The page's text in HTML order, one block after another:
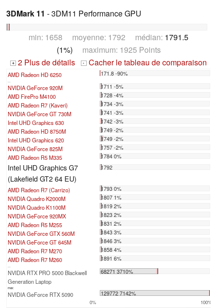
3DMark 11 - 3DM11 Performance GPU
min: 1658 moyenne: 1792 médian: 1791.5
(1%) maximum: 1925 Points
+ 2 Plus de détails - Cacher le tableau de comparaison
AMD Radeon HD 6250 171.8 -90%
...
NVIDIA GeForce 920M
1711 -5%
AMD FirePro M4100
1728 -4%
AMD Radeon R7 (Kaveri)
1734 -3%
NVIDIA GeForce GT 730M
1741 -3%
Intel UHD Graphics 630
1742 -3%
AMD Radeon HD 8750M
1749 -2%
Intel UHD Graphics 620
1749 -2%
NVIDIA GeForce 825M
1757 -2%
AMD Radeon R5 M335
1784 0%
Intel UHD Graphics G7
(Lakefield GT2 64 EU)
1792
AMD Radeon R7 (Carrizo)
1793 0%
NVIDIA Quadro K2000M
1807 1%
NVIDIA Quadro K1100M
1819 2%
NVIDIA GeForce 920MX
1823 2%
AMD Radeon R5 M255
1831 2%
NVIDIA GeForce GTX 560M
1843 3%
NVIDIA GeForce GT 645M
1846 3%
AMD Radeon R7 M270
1858 4%
AMD Radeon R7 M260
1891 6%
...
NVIDIA RTX PRO 5000 Blackwell
Generation Laptop
68271 3710%
max:
NVIDIA GeForce RTX 5090 129772 7142%
0% 100%